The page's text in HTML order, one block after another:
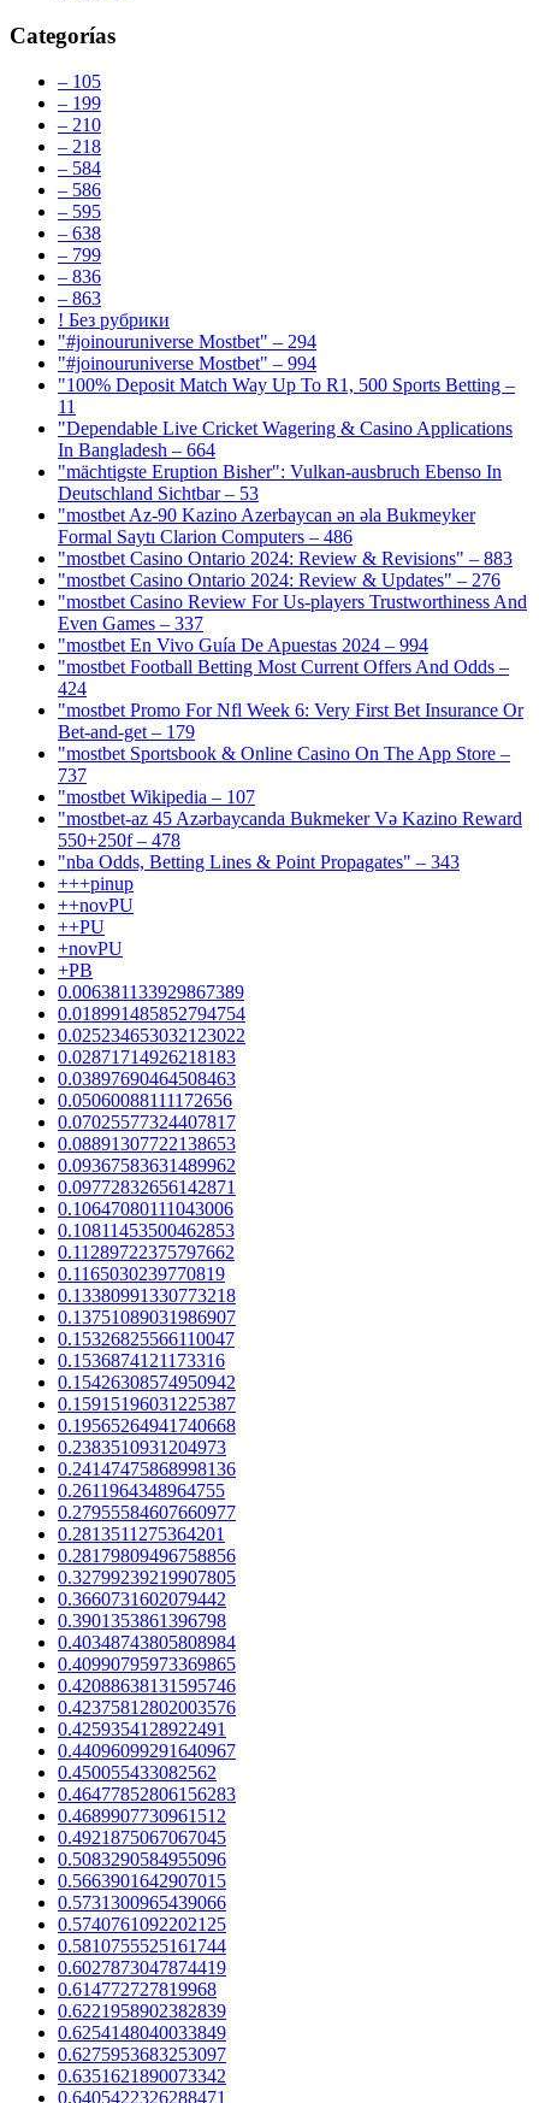
Categorías
– 105
– 199
– 210
– 218
– 584
– 586
– 595
– 638
– 799
– 836
– 863
! Без рубрики
"#joinouruniverse Mostbet" – 294
"#joinouruniverse Mostbet" – 994
"100% Deposit Match Way Up To R1, 500 Sports Betting –
11
"Dependable Live Cricket Wagering & Casino Applications
In Bangladesh – 664
"mächtigste Eruption Bisher": Vulkan-ausbruch Ebenso In
Deutschland Sichtbar – 53
"mostbet Az-90 Kazino Azerbaycan ən əla Bukmeyker
Formal Saytı Clarion Computers – 486
"mostbet Casino Ontario 2024: Review & Revisions" – 883
"mostbet Casino Ontario 2024: Review & Updates" – 276
"mostbet Casino Review For Us-players Trustworthiness And
Even Games – 337
"mostbet En Vivo Guía De Apuestas 2024 – 994
"mostbet Football Betting Most Current Offers And Odds –
424
"mostbet Promo For Nfl Week 6: Very First Bet Insurance Or
Bet-and-get – 179
"‎mostbet Sportsbook & Online Casino On The App Store –
737
"mostbet Wikipedia – 107
"mostbet-az 45 Azərbaycanda Bukmeker Və Kazino Reward
550+250f – 478
"nba Odds, Betting Lines & Point Propagates" – 343
+++pinup
++novPU
++PU
+novPU
+PB
0.006381133929867389
0.018991485852794754
0.025234653032123022
0.02871714926218183
0.03897690464508463
0.05060088111172656
0.07025577324407817
0.08891307722138653
0.09367583631489962
0.09772832656142871
0.10647080111043006
0.10811453500462853
0.11289722375797662
0.1165030239770819
0.13380991330773218
0.13751089031986907
0.15326825566110047
0.1536874121173316
0.15426308574950942
0.15915196031225387
0.19565264941740668
0.2383510931204973
0.24147475868998136
0.2611964348964755
0.27955584607660977
0.2813511275364201
0.28179809496758856
0.32799239219907805
0.3660731602079442
0.3901353861396798
0.40348743805808984
0.40990795973369865
0.42088638131595746
0.42375812802003576
0.4259354128922491
0.44096099291640967
0.450055433082562
0.46477852806156283
0.4689907730961512
0.4921875067067045
0.5083290584955096
0.5663901642907015
0.5731300965439066
0.5740761092202125
0.5810755525161744
0.6027873047874419
0.614772727819968
0.6221958902382839
0.6254148040033849
0.6275953683253097
0.6351621890073342
0.6405422326288471